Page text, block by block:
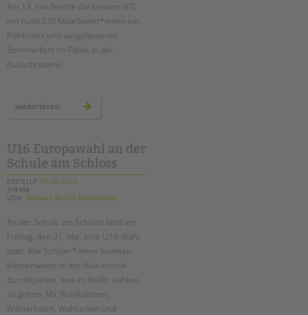
HILFEN ZUR ERZIEHUNG
EINGLIEDERUNGSHILFE
Seminarkalender
Seminarräume
STADTTEILARBEIT
PROFIL | LEITBILD
Bereiche im Überblick
Kinder- und Jugendschutz
Unsere Videos
Gesellschafter VdK
Suchen
Am 13. Juni feierte die tandem BTL
mit rund 270 Mitarbeiter*innen ein
fröhliches und ausgelassenes
Sommerfest im Palais in der
Kulturbrauerei.
weiterlesen
sommerfest
U16 Europawahl an der
Schule am Schloss
ERSTELLT 07.06.2024
THEMA
VON
Barbara Brecht-Hadraschek
An der Schule am Schloss fand am
Freitag, den 31. Mai, eine U16-Wahl
statt. Alle Schüler*innen konnten
klassenweise in der Aula einmal
durchspielen, was es heißt, wählen
zu gehen. Mit Wahlkabinen,
Wählerlisten, Wahlurnen und